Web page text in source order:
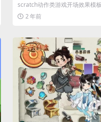
scratch动作类游戏开场效果模
主题 演示
2 年前